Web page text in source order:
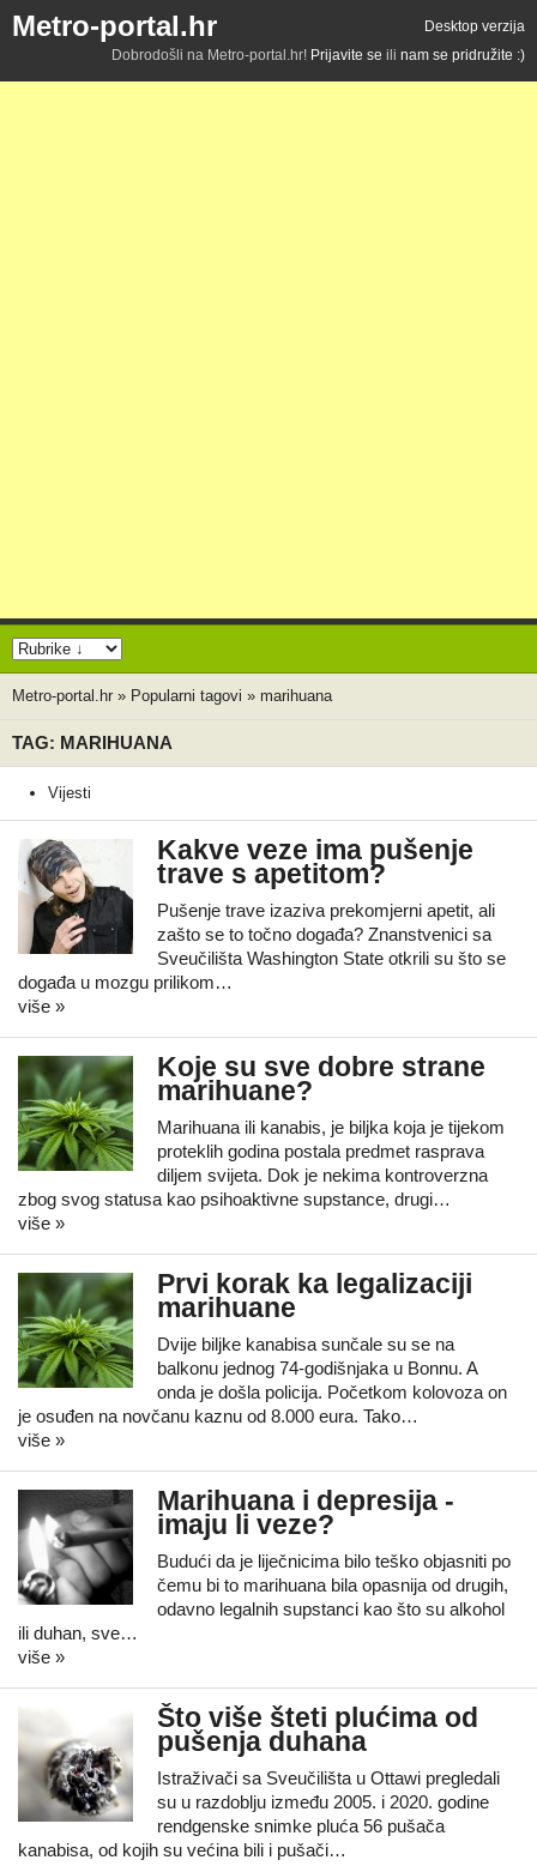
Metro-portal.hr
Desktop verzija
Dobrodošli na Metro-portal.hr! Prijavite se ili nam se pridružite :)
Metro-portal.hr » Popularni tagovi » marihuana
TAG: MARIHUANA
Vijesti
Kakve veze ima pušenje
trave s apetitom?
Pušenje trave izaziva prekomjerni apetit, ali
zašto se to točno događa? Znanstvenici sa
Sveučilišta Washington State otkrili su što se
događa u mozgu prilikom…
više »
Koje su sve dobre strane
marihuane?
Marihuana ili kanabis, je biljka koja je tijekom
proteklih godina postala predmet rasprava
diljem svijeta. Dok je nekima kontroverzna
zbog svog statusa kao psihoaktivne supstance, drugi…
više »
Prvi korak ka legalizaciji
marihuane
Dvije biljke kanabisa sunčale su se na
balkonu jednog 74-godišnjaka u Bonnu. A
onda je došla policija. Početkom kolovoza on
je osuđen na novčanu kaznu od 8.000 eura. Tako…
više »
Marihuana i depresija -
imaju li veze?
Budući da je liječnicima bilo teško objasniti po
čemu bi to marihuana bila opasnija od drugih,
odavno legalnih supstanci kao što su alkohol
ili duhan, sve…
više »
Što više šteti plućima od
pušenja duhana
Istraživači sa Sveučilišta u Ottawi pregledali
su u razdoblju između 2005. i 2020. godine
rendgenske snimke pluća 56 pušača
kanabisa, od kojih su većina bili i pušači…